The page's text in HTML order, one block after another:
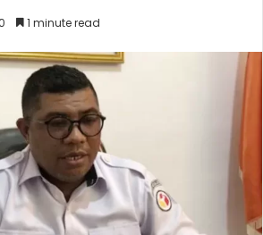
1 minute read